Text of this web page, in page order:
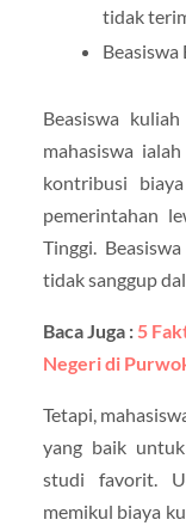
tidak
Beasiswa
mahasiswa
kontribusi
pemerintahan
Tinggi.
tidak sanggup
Baca Juga : 5
Negeri di
Tetapi,
yang baik
studi favorit.
memikul biaya